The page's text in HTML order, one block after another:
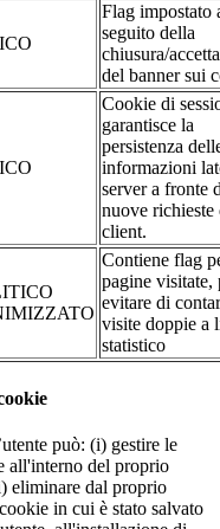
Flag impostato
seguito della
chiusura/
del banner sui
Cookie di
garantisce la
persistenza
informazioni
server a fronte
nuove richieste
client.
Contiene flag
pagine visitate,
evitare di
visite doppie a
statistico
può: (i) gestire le
all'interno del proprio
eliminare dal proprio
in cui è stato salvato